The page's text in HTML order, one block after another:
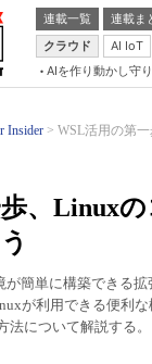
連載一覧 連載ま
クラウド
AI IoT
AIを作り動かし守
Insider WSL活用の第
、Linux
簡単に構築できる
が利用できる便利
について解説する。